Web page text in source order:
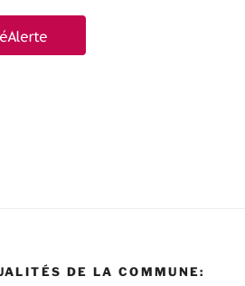
DE LA COMMUNE: